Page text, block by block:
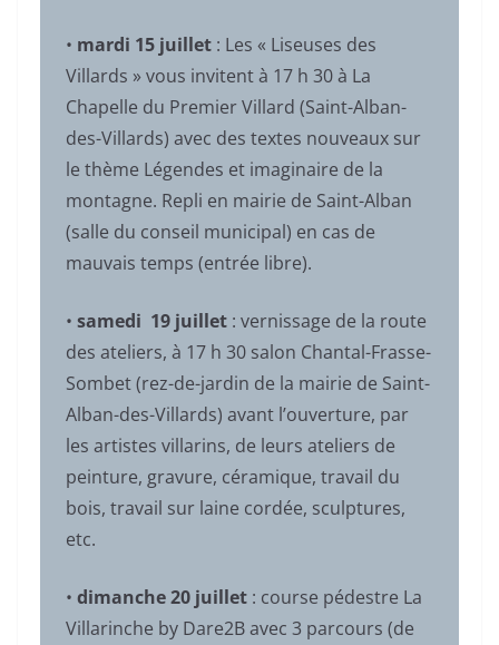
• mardi 15 juillet: Les « Liseuses des
Villards » vous invitent à 17 h 30 à La
Chapelle du Premier Villard (Saint-Alban-
des-Villards) avec des textes nouveaux sur
le thème Légendes et imaginaire de la
montagne. Repli en mairie de Saint-Alban
(salle du conseil municipal) en cas de
mauvais temps (entrée libre).
• samedi 19 juillet : vernissage de la route
des ateliers, à 17 h 30 salon Chantal-Frasse-
Sombet (rez-de-jardin de la mairie de Saint-
Alban-des-Villards) avant l’ouverture, par
les artistes villarins, de leurs ateliers de
peinture, gravure, céramique, travail du
bois, travail sur laine cordée, sculptures,
etc.
• dimanche 20 juillet: course pédestre La
Villarinche by Dare2B avec 3 parcours (de